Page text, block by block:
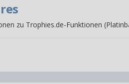
zu Trophies.de-Funktionen